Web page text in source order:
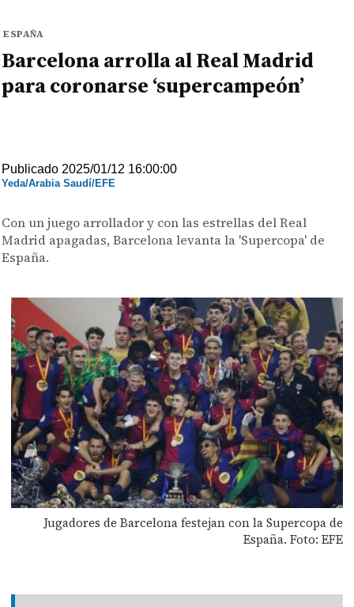
ESPAÑA
Barcelona arrolla al Real Madrid
para coronarse ‘supercampeón’
Publicado 2025/01/12 16:00:00
Yeda/Arabia Saudí/EFE
Con un juego arrollador y con las estrellas del Real
Madrid apagadas, Barcelona levanta la 'Supercopa' de
España.
Jugadores de Barcelona festejan con la Supercopa de
España. Foto: EFE